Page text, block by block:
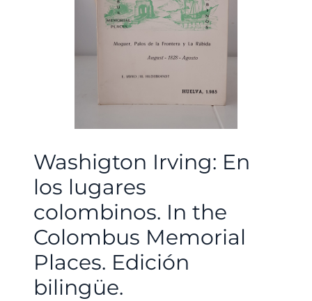
Washigton Irving: En
los lugares
colombinos. In the
Colombus Memorial
Places. Edición
bilingüe.